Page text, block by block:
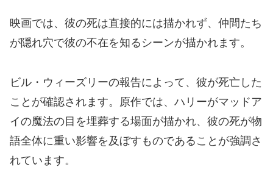
映画では、彼の死は直接的には描かれず、仲間たち
が隠れ穴で彼の不在を知るシーンが描かれます。
ビル・ウィーズリーの報告によって、彼が死亡した
ことが確認されます。原作では、ハリーがマッドア
イの魔法の目を埋葬する場面が描かれ、彼の死が物
語全体に重い影響を及ぼすものであることが強調さ
れています。